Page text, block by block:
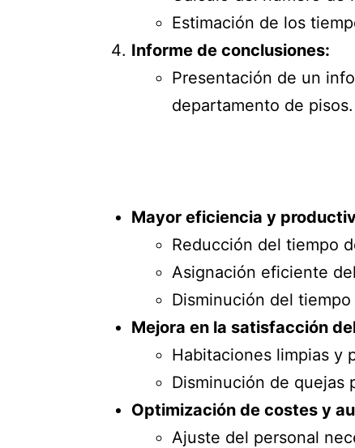
Estimación de los
Informe de conclusiones:
Presentación de un
departamento de pisos.
Mayor eficiencia y
Reducción del tiempo
Asignación eficiente
Disminución del
Mejora en la satisfacción
Habitaciones limpias y
Disminución de quejas
Optimización de costes y
Ajuste del personal